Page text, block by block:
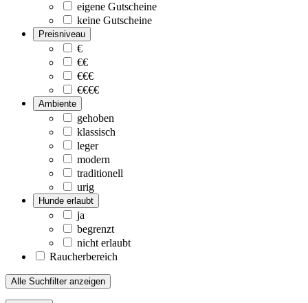
eigene Gutscheine
keine Gutscheine
Preisniveau
€
€€
€€€
€€€€
Ambiente
gehoben
klassisch
leger
modern
traditionell
urig
Hunde erlaubt
ja
begrenzt
nicht erlaubt
Raucherbereich
Alle Suchfilter anzeigen